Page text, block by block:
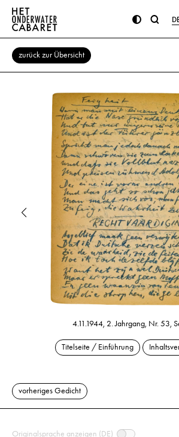
zurück zur Übersicht
4.11.1944, 2. Jahrgang, Nr. 53,
Titelseite / Einführung
vorheriges Gedicht
Originalsprache anzeigen (DE)